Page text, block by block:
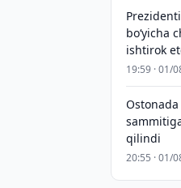
bo‘yicha
ishtirok
19:59 · 01/
qilindi
20:55 · 01/